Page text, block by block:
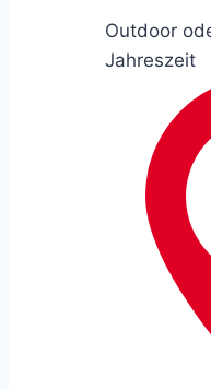
Outdoor
Jahreszeit